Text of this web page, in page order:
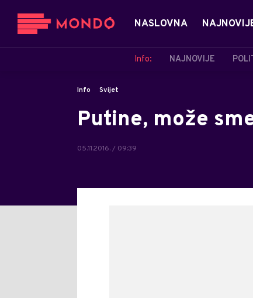
NASLOVNA
Info: NAJNOVIJE
Info Svijet
Putine, može
05.11.2016. / 09:39